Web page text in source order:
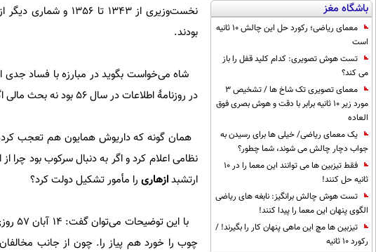
باشگاه مغز
معمای ریاضی؛ رکورد حل این چالش 10 ثانیه
است
تست هوش تصویری: کدام کلید قفل را باز
می کند؟
معمای تصویری تک شاخ ها / تشخیص 3
مورد زیر 10 ثانیه برابر با دقت و هوش بصری فوق
العاده
یک معمای ریاضی/ خیلی ها برای رسیدن به
جواب دچار چالش می شوند، شما چطور؟
فقط تیزبین ها می توانند این معما را در 10
ثانیه حل کنند!
تست هوش چالش برانگیز: نابغه های ریاضی
الگوی پنهان این معما را پیدا کنند!
تیزبین ها مچ این ماهی پنهان کار را بگیرند! /
رکورد 10 ثانیه
نخست‌وزیری از 1343 تا 1356 و شماری دیگر از جمله همین داریوش همایون و
بودند.
شاه می‌خواست بگوید در مبارزه با فساد جدی
در روزنامۀ اطلاعات در سال 56 بود نه بحث مالی اگرچه او رد می کرد و به دیگری نسبت می داد.
همان گونه که داریوش همایون هم تعجب
نظامی اعلام کرد و اگر به دنبال سرکوب بود چرا
ارتشبدازهاری را مأمور تشکیل دولت کرد؟
با
چوب را خورد هم پیاز را. چون از جانب